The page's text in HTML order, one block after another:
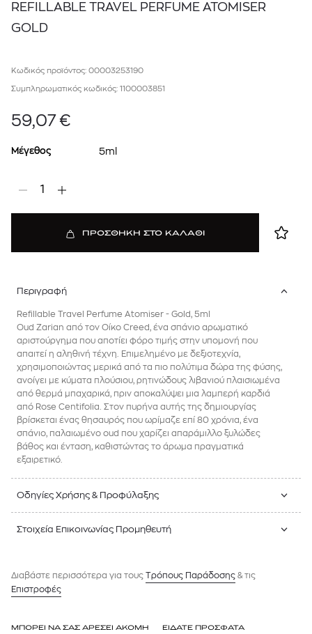
REFILLABLE TRAVEL PERFUME ATOMISER
GOLD
Κωδικός προϊόντος: 00003253190
Συμπληρωματικός κωδικός: 1100003851
59,07 €
Μέγεθος 5ml
1
ΠΡΟΣΘΗΚΗ ΣΤΟ ΚΑΛΑΘΙ
Περιγραφή
Refillable Travel Perfume Atomiser - Gold, 5ml
Oud Zarian από τον Οίκο Creed, ένα σπάνιο αρωματικό
αριστούργημα που αποτίει φόρο τιμής στην υπομονή που
απαιτεί η αληθινή τέχνη. Επιμελημένο με δεξιοτεχνία,
χρησιμοποιώντας μερικά από τα πιο πολύτιμα δώρα της φύσης,
ανοίγει με κύματα πλούσιου, ρητινώδους λιβανιού πλαισιωμένα
από θερμά μπαχαρικά, πριν αποκαλύψει μια λαμπερή καρδιά
από Rose Centifolia. Στον πυρήνα αυτής της δημιουργίας
βρίσκεται ένας θησαυρός που ωρίμαζε επί 80 χρόνια, ένα
σπάνιο, παλαιωμένο oud που χαρίζει απαράμιλλο ξυλώδες
βάθος και ένταση, καθιστώντας το άρωμα πραγματικά
εξαιρετικό.
Οδηγίες Χρήσης & Προφύλαξης
Στοιχεία Επικοινωνίας Προμηθευτή
Διαβάστε περισσότερα για τους Tρόπους Παράδοσης & τις
Επιστροφές
ΜΠΟΡΕΙ ΝΑ ΣΑΣ ΑΡΕΣΕΙ ΑΚΟΜΗ ΕΙΔΑΤΕ ΠΡΟΣΦΑΤΑ